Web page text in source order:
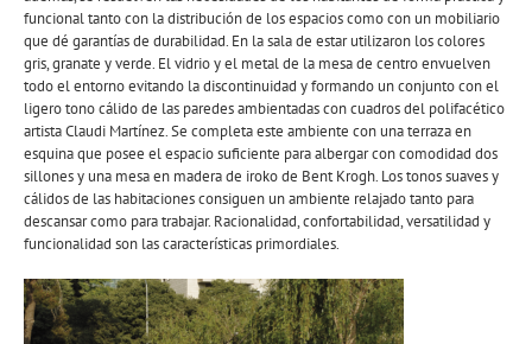
funcional tanto con la distribución de los espacios como con un mobiliario
que dé garantías de durabilidad. En la sala de estar utilizaron los colores
gris, granate y verde. El vidrio y el metal de la mesa de centro envuelven
todo el entorno evitando la discontinuidad y formando un conjunto con el
ligero tono cálido de las paredes ambientadas con cuadros del polifacético
artista Claudi Martínez. Se completa este ambiente con una terraza en
esquina que posee el espacio suficiente para albergar con comodidad dos
sillones y una mesa en madera de iroko de Bent Krogh. Los tonos suaves y
cálidos de las habitaciones consiguen un ambiente relajado tanto para
descansar como para trabajar. Racionalidad, confortabilidad, versatilidad y
funcionalidad son las características primordiales.